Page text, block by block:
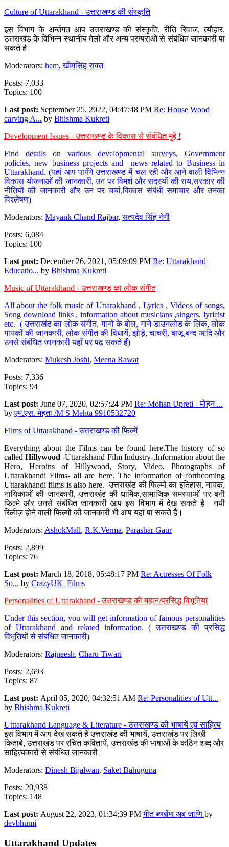
Culture of Uttarakhand - उत्तराखण्ड की संस्कृति
इस विभाग के अर्न्तगत आप उत्तराखण्ड की संस्कृति, रीति रिवाज, त्यौहार,
उत्तराखंड के विभिन्न स्थानीय मेलों और अन्य परम्पराओं से संबंधित जानकारी पा
सकते है।
Moderators: hem,खीमसिंह रावत
Posts: 7,033
Topics: 100
Last post: September 25, 2022, 04:47:48 PM Re: House Wood
carving A... by Bhishma Kukreti
Development Issues - उत्तराखण्ड के विकास से संबंधित मुद्दे !
Find details on various developmental surveys, Government
policies, new business projects and news related to Business in
Uttarakhand. (यहां आप पायेंगे उत्तराखण्ड में चल रही और आने वाली विभिन्न
विकास योजनाओं की जानकारी, उन पर विमर्श और सदस्यों की राय,सरकार की
नीतियों की जानकारी और उन पर चर्चा,विकास संबंधी समाचार और उनका
विश्लेषण)
Moderators: Mayank Chand Rajbar,सत्यदेव सिंह नेगी
Posts: 6,084
Topics: 100
Last post: December 26, 2021, 05:09:09 PM Re: Uttarakhand
Educatio... by Bhishma Kukreti
Music of Uttarakhand - उत्तराखण्ड का लोक संगीत
All about the folk music of Uttarakhand , Lyrics , Videos of songs,
Song download links , information about musicians ,singers, lyricist
etc. ( उत्तराखंड का लोक संगीत, गानों के बोल, गाने डाउनलोड के लिंक, लोक
गायकों की जानकारी, लोक संगीत की विधायें, झोड़े, चाचरी, बाजू-बन्द आदि और
उनसे संबंधित जानकारी यहाँ पर पढ़ सकते हैं)
Moderators: Mukesh Joshi, Meena Rawat
Posts: 7,336
Topics: 94
Last post: June 07, 2020, 02:57:24 PM Re: Mohan Upreti - मोहन ...
byएम.एस. मेहता /M S Mehta 9910532720
Films of Uttarakhand - उत्तराखण्ड की फिल्में
Everything about the Films can be found here.The history of so
calledHillywood-Uttarakhand Film Industry-,Information about the
Hero, Heroins of Hillywood, Story, Video, Photographs of
Uttarakhandi Films- all are here. The information of forthcoming
Uttarakhandi films is also here. उत्तराखंड की फिल्मों का इतिहास, नायक,
नायिकाओं की जानकारी, उत्तराखंड की धार्मिक,सामाजिक समस्याओं पर बनी
फिल्मे और उनसे संबंधित जानकारी आप इस विभाग में देख सकते है। नयी
रिलीज़ होने वाली फिल्मों की जानकारी भी आप यहां पा सकते हैं।
Moderators: AshokMall, R.K.Verma, Parashar Gaur
Posts: 2,899
Topics: 76
Last post: March 18, 2018, 05:48:17 PM Re: Actresses Of Folk
So... by CrazyUK_Films
Personalities of Uttarakhand - उत्तराखण्ड की महान/प्रसिद्ध विभूतियां
Under this section, you will get information of famous personalities
of Uttarakhand and related information. ( उत्तराखण्ड की प्रसिद्ध
विभूतियों से संबंधित जानकारी)
Moderators: Rajneesh, Charu Tiwari
Posts: 2,693
Topics: 87
Last post: April 05, 2020, 04:32:51 AM Re: Personalities of Utt...
by Bhishma Kukreti
Utttarakhand Language & Literature - उत्तराखण्ड की भाषायें एवं साहित्य
इस विभाग में आप देख सकते है उत्तराखंड की भाषायें, उत्तराखंड पर लिखी
किताबे, उत्तराखंड पर रचित कवितायें, उत्तराखंड की भाषाओं के कठिन शब्द और
साहित्यकारों से संबंधित जानकारी।
Moderators: Dinesh Bijalwan, Saket Bahuguna
Posts: 20,938
Topics: 148
Last post: August 22, 2023, 01:34:39 PMगीत ब्य्खोंण अब जाणि by
devbhumi
Uttarakhand Updates